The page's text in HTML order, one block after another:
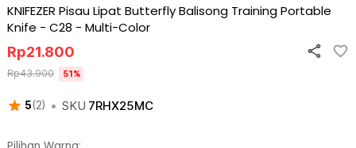
KNIFEZER Pisau Lipat Butterfly Balisong Training Portable
Knife - C28 - Multi-Color
5(2) • SKU 7RHX25MC
Rp21.800
Rp43.900 51%